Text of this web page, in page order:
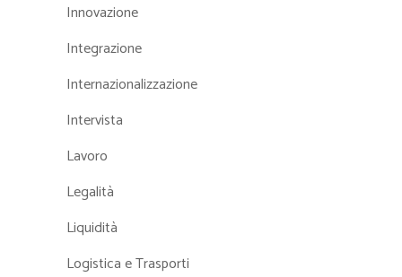
Innovazione
Integrazione
Internazionalizzazione
Intervista
Lavoro
Legalità
Liquidità
Logistica e Trasporti